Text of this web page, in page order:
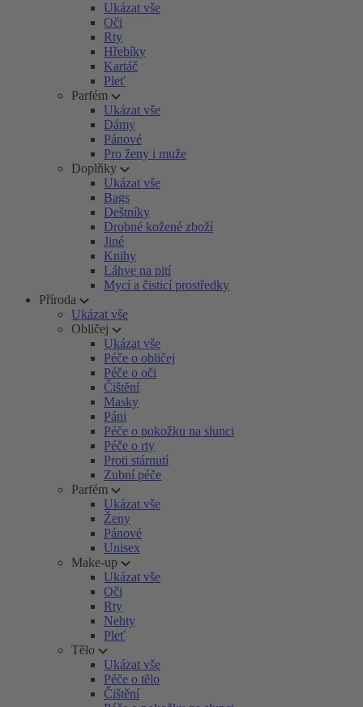
Ukázat vše
Oči
Rty
Hřebíky
Kartáč
Pleť
Parfém
Ukázat vše
Dámy
Pánové
Pro ženy i muže
Doplňky
Ukázat vše
Bags
Deštníky
Drobné kožené zboží
Jiné
Knihy
Láhve na pití
Mycí a čisticí prostředky
Příroda
Ukázat vše
Obličej
Ukázat vše
Péče o obličej
Péče o oči
Čištění
Masky
Páni
Péče o pokožku na slunci
Péče o rty
Proti stárnutí
Zubní péče
Parfém
Ukázat vše
Ženy
Pánové
Unisex
Make-up
Ukázat vše
Oči
Rty
Nehty
Pleť
Tělo
Ukázat vše
Péče o tělo
Čištění